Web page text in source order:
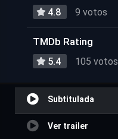
4.8 9 votos
TMDb Rating
5.4 105 votos
Subtitulada
Ver trailer